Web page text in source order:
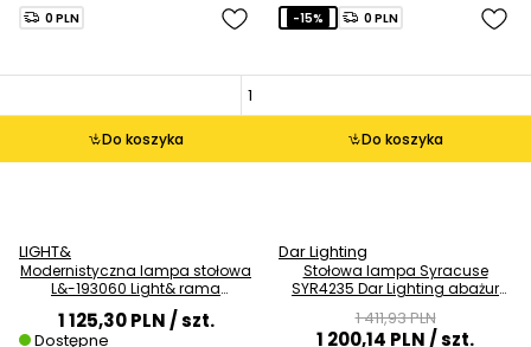
Do koszyka
0 PLN
LIGHT&
Modernistyczna lampa stołowa
L&-193060 Light& rama
płócienna nikiel
1 125,30 PLN/ szt.
Dostępne
Do koszyka
-15% 0 PLN
Dar Lighting
Stołowa lampa Syracuse
SYR4235 Dar Lighting abażur
1 411,93 PLN
1 200,14 PLN/ szt.